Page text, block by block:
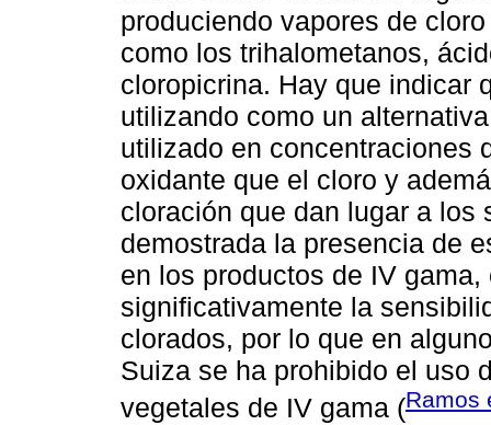
produciendo vapores de
como los trihalometanos,
cloropicrina. Hay que indicar
utilizando como un
utilizado en concentraciones
oxidante que el cloro y
cloración que dan lugar a los
demostrada la presencia de
en los productos de IV
significativamente la
clorados, por lo que en
Suiza se ha prohibido el uso
vegetales de IV gama (Ramos